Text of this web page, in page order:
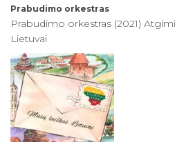
Prabudimo orkestras
Prabudimo orkestras (2021)
Lietuvai